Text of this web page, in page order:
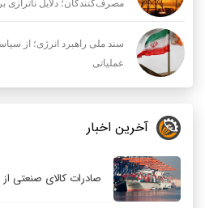
مصرف‌کنندگان؛ دلایل ناترازی برق
سند ملی راهبرد انرژی؛ از
عملیاتی
آخرین اخبار
صادرات کالای صنعتی از ۴۲۰ واحد تولیدی البرز